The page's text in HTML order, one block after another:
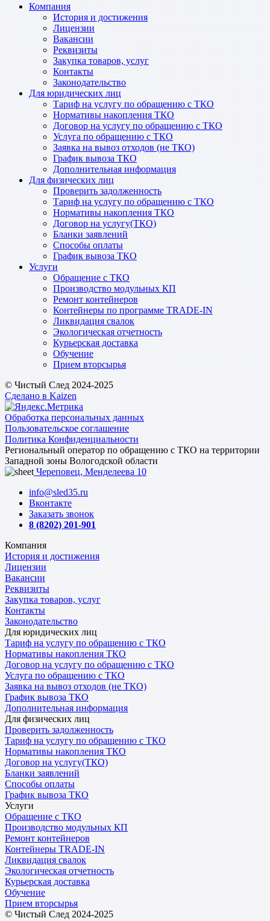
Компания
История и достижения
Лицензии
Вакансии
Реквизиты
Закупка товаров, услуг
Контакты
Законодательство
Для юридических лиц
Тариф на услугу по обращению с ТКО
Нормативы накопления ТКО
Договор на услугу по обращению с ТКО
Услуга по обращению с ТКО
Заявка на вывоз отходов (не ТКО)
График вывоза ТКО
Дополнительная информация
Для физических лиц
Проверить задолженность
Тариф на услугу по обращению с ТКО
Нормативы накопления ТКО
Договор на услугу(ТКО)
Бланки заявлений
Способы оплаты
График вывоза ТКО
Услуги
Обращение с ТКО
Производство модульных КП
Ремонт контейнеров
Контейнеры по программе TRADE-IN
Ликвидация свалок
Экологическая отчетность
Курьерская доставка
Обучение
Прием вторсырья
© Чистый След 2024-2025
Сделано в Kaizen
Обработка персональных данных
Пользовательское соглашение
Политика Конфиденциальности
Региональный оператор по обращению с ТКО на территории
Западной зоны Вологодской области
Череповец, Менделеева 10
info@sled35.ru
Вконтакте
Заказать звонок
8 (8202) 201-901
Компания
История и достижения
Лицензии
Вакансии
Реквизиты
Закупка товаров, услуг
Контакты
Законодательство
Для юридических лиц
Тариф на услугу по обращению с ТКО
Нормативы накопления ТКО
Договор на услугу по обращению с ТКО
Услуга по обращению с ТКО
Заявка на вывоз отходов (не ТКО)
График вывоза ТКО
Дополнительная информация
Для физических лиц
Проверить задолженность
Тариф на услугу по обращению с ТКО
Нормативы накопления ТКО
Договор на услугу(ТКО)
Бланки заявлений
Способы оплаты
График вывоза ТКО
Услуги
Обращение с ТКО
Производство модульных КП
Ремонт контейнеров
Контейнеры TRADE-IN
Ликвидация свалок
Экологическая отчетность
Курьерская доставка
Обучение
Прием вторсырья
© Чистый След 2024-2025